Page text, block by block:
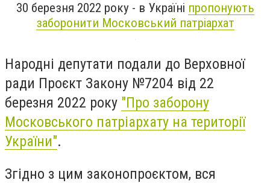
30 березня 2022 року - в Україні пропонують
заборонити Московський патріархат
Народні депутати подали до Верховної
ради Проєкт Закону №7204 від 22
березня 2022 року "Про заборону
Московського патріархату на території
України".
Згідно з цим законопроєктом, вся